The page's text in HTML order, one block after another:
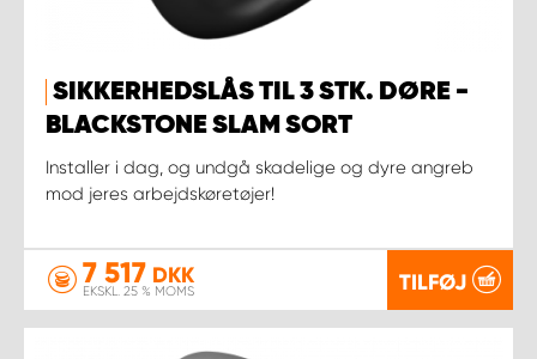
SIKKERHEDSLÅS TIL 3 STK. DØRE -
BLACKSTONE SLAM SORT
Installer i dag, og undgå skadelige og dyre angreb
mod jeres arbejdskøretøjer!
7 517 DKK
EKSKL. 25 % MOMS TILFØJ